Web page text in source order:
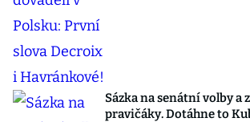
Sázka na senátní volby a
pravičáky. Dotáhne to